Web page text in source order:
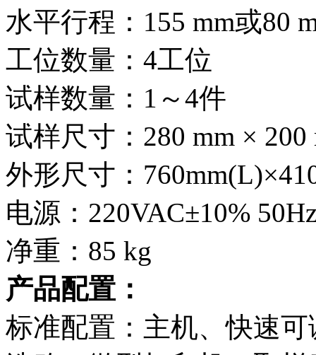
水平行程：155 mm或80
工位数量：4工位
试样数量：1～4件
试样尺寸：280 mm × 200
外形尺寸：
电源：220VAC±10%
净重：85 kg
产品配置：
标准配置：主机、快速